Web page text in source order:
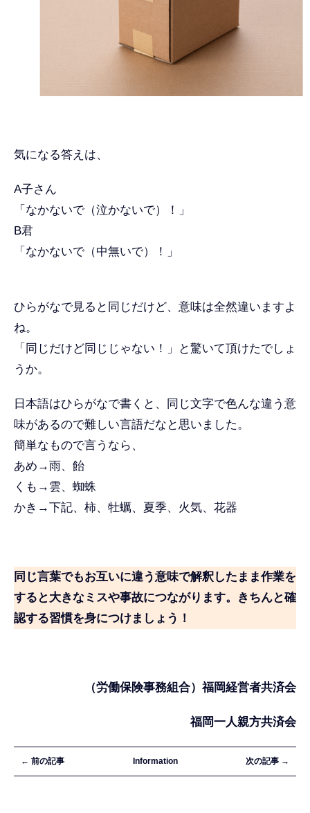
気になる答えは、
A子さん
「なかないで（泣かないで）！」
B君
「なかないで（中無いで）！」
ひらがなで見ると同じだけど、意味は全然違いますよ
ね。
「同じだけど同じじゃない！」と驚いて頂けたでしょ
うか。
日本語はひらがなで書くと、同じ文字で色んな違う意
味があるので難しい言語だなと思いました。
簡単なもので言うなら、
あめ→雨、飴
くも→雲、蜘蛛
かき→下記、柿、牡蠣、夏季、火気、花器
同じ言葉でもお互いに違う意味で解釈したまま作業を
すると大きなミスや事故につながります。きちんと確
認する習慣を身につけましょう！
（労働保険事務組合）福岡経営者共済会
福岡一人親方共済会
← 前の記事 Information 次の記事 →